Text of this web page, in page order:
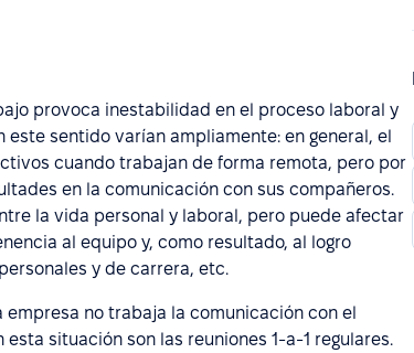
provoca inestabilidad en el proceso laboral y
sentido varían ampliamente: en general, el
cuando trabajan de forma remota, pero por
en la comunicación con sus compañeros.
la vida personal y laboral, pero puede afectar
al equipo y, como resultado, al logro
y de carrera, etc.
empresa no trabaja la comunicación con el
situación son las reuniones 1-a-1 regulares.